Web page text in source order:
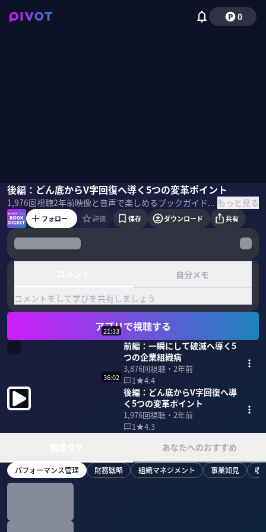
0
後編：どん底からV字回復へ導く5つの変革ポイント
1,976回視聴2年前 映像と音声で楽しめるブックガイド。話題の新刊の著者・訳者・編集者・思い入れのある人をゲストに呼び、ビジネスパーソンが吸収したい学びを、本の作り手に直接聞きます。 本1冊を読む時間がなかなか取れないという方も、この番組を通じて最新のビジネス書のエッセンスに触れられます。 もっと見る
木下勝寿佐々木紀彦
フォロー 評価 保存 ダウンロード 共有
自分メモ
コメントをして学びを共有しましょう
アプリで視聴する
21:33
前編：一瞬にして破滅へ導く5
つの企業組織病
3,876回視聴・ 2年前
1
4.4
36:02
後編：どん底からV字回復へ導
く5つの変革ポイント
1,976回視聴・ 2年前
1
4.3
あなたへのおすすめ
パフォーマンス管理 財務戦略 組織マネジメント 事業知見 収